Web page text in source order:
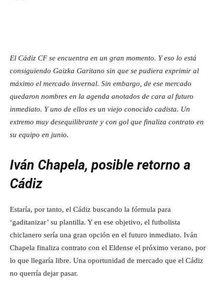
El Cádiz CF se encuentra en un gran momento. Y eso lo está
consiguiendo Gaizka Garitano sin que se pudiera exprimir al
máximo el mercado invernal. Sin embargo, de ese mercado
quedaron nombres en la agenda anotados de cara al futuro
inmediato. Y uno de ellos es un viejo conocido cadista. Un
extremo muy desequilibrante y con gol que finaliza contrato en
su equipo en junio.
Iván Chapela, posible retorno a
Cádiz
Estaría, por tanto, el Cádiz buscando la fórmula para
‘gaditanizar’ su plantilla. Y en ese objetivo, el futbolista
chiclanero sería una gran opción en el futuro inmediato. Iván
Chapela finaliza contrato con el Eldense el próximo verano, por
lo que llegaría libre. Una oportunidad de mercado que el Cádiz
no querría dejar pasar.